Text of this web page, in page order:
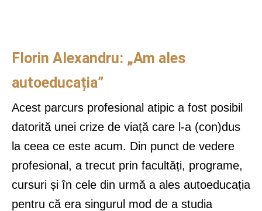
Florin Alexandru: „Am ales
autoeducația”
Acest parcurs profesional atipic a fost posibil
datorită unei crize de viață care l-a (con)dus
la ceea ce este acum. Din punct de vedere
profesional, a trecut prin facultăți, programe,
cursuri și în cele din urmă a ales autoeducația
pentru că era singurul mod de a studia